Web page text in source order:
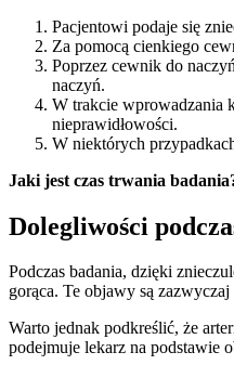
Pacjentowi podaje się
Za pomocą cienkiego
Poprzez cewnik do
naczyń.
W trakcie wprowadzania
nieprawidłowości.
W niektórych
Jaki jest czas trwania
Dolegliwości
Podczas badania, dzięki
gorąca. Te objawy są zazwyczaj
Warto jednak podkreślić, że
podejmuje lekarz na podstawie